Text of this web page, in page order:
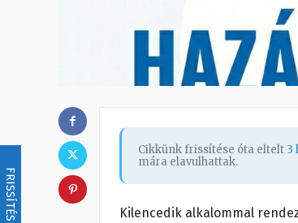
FRISSÍTÉS
Cikkünk frissítése óta eltelt 3
mára elavulhattak.
Kilencedik alkalommal